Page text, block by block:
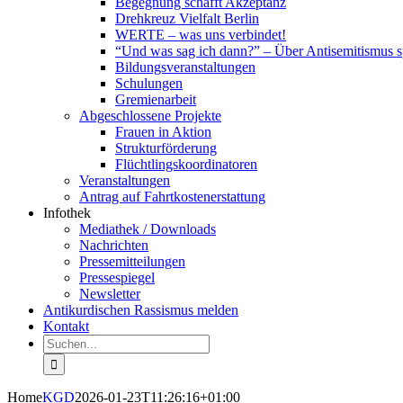
Drehkreuz Vielfalt Berlin
WERTE – was uns verbindet!
“Und was sag ich dann?” – Über Antisemitismus
Bildungsveranstaltungen
Schulungen
Gremienarbeit
Abgeschlossene Projekte
Frauen in Aktion
Strukturförderung
Flüchtlingskoordinatoren
Veranstaltungen
Antrag auf Fahrtkostenerstattung
Infothek
Mediathek / Downloads
Nachrichten
Pressemitteilungen
Pressespiegel
Newsletter
Antikurdischen Rassismus melden
Kontakt
Suche
nach:
HomeKGD2026-01-23T11:26:16+01:00